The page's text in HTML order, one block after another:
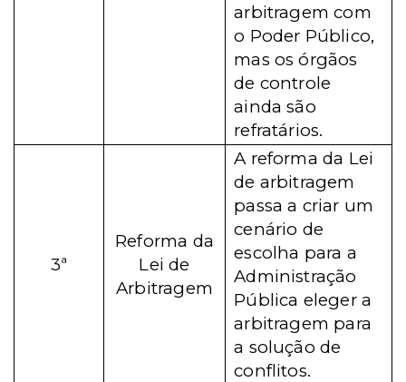
arbitragem com
o Poder Público,
mas os órgãos
de controle
ainda são
refratários.
3ª
Reforma da
Lei de
Arbitragem
A reforma da Lei
de arbitragem
passa a criar um
cenário de
escolha para a
Administração
Pública eleger a
arbitragem para
a solução de
conflitos.